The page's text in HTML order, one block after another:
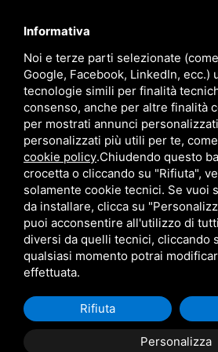
language ITALIANO
download Catalogo Stima
download Politica qualità e sicurezza
Questo sito è protetto da Google
Terms of Service
Informativa
Noi e terze parti selezionate
Google, Facebook, LinkedIn, ecc.)
tecnologie simili per finalità
consenso, anche per altre finalità
per mostrati annunci
personalizzati più utili per te,
cookie policy.Chiudendo questo
crocetta o cliccando su "Rifiuta",
solamente cookie tecnici. Se vuoi
da installare, clicca su
puoi acconsentire all'utilizzo di
diversi da quelli tecnici, cliccando
qualsiasi momento potrai
effettuata.
Personalizza
Rifiuta